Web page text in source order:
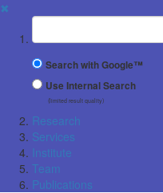
✖
Suchbegriff
Search with Google™
Use Internal Search
(limited result quality)
Research
Services
Institute
Team
Publications